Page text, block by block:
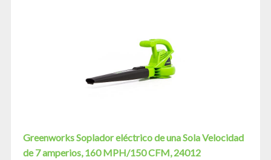
Greenworks Soplador eléctrico de una Sola Velocidad
de 7 amperios, 160 MPH/150 CFM, 24012